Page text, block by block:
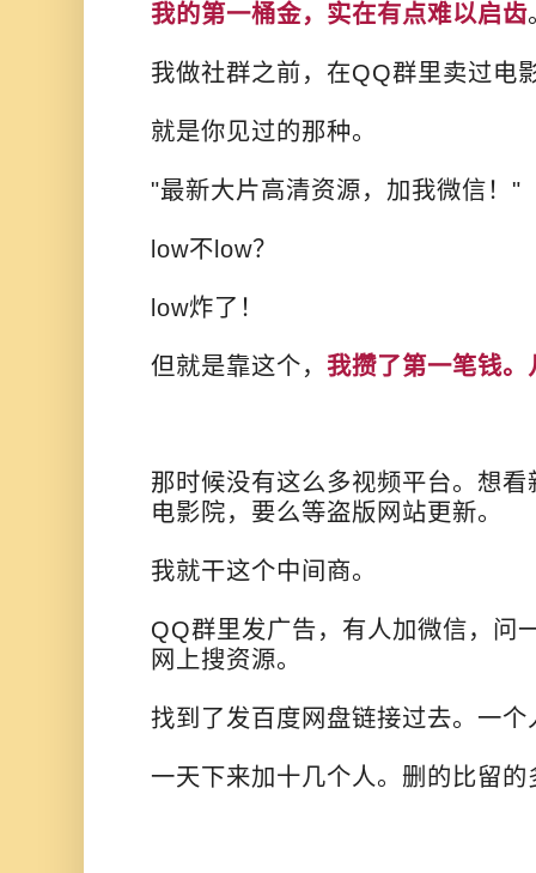
我的第一桶金，实在有点难以启齿
我做社群之前，在QQ群里卖过电
就是你见过的那种。
"最新大片高清资源，加我微信！"
low不low？
low炸了！
但就是靠这个， 我攒了第一笔钱。
那时候没有这么多视频平台。想
电影院，要么等盗版网站更新。
我就干这个中间商。
QQ群里发广告，有人加微信，问
网上搜资源。
找到了发百度网盘链接过去。一个
一天下来加十几个人。删的比留的